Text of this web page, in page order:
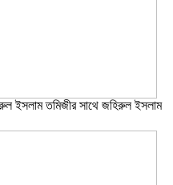
ইসলাম তমিজীর সাথে জহিরুল ইসলাম